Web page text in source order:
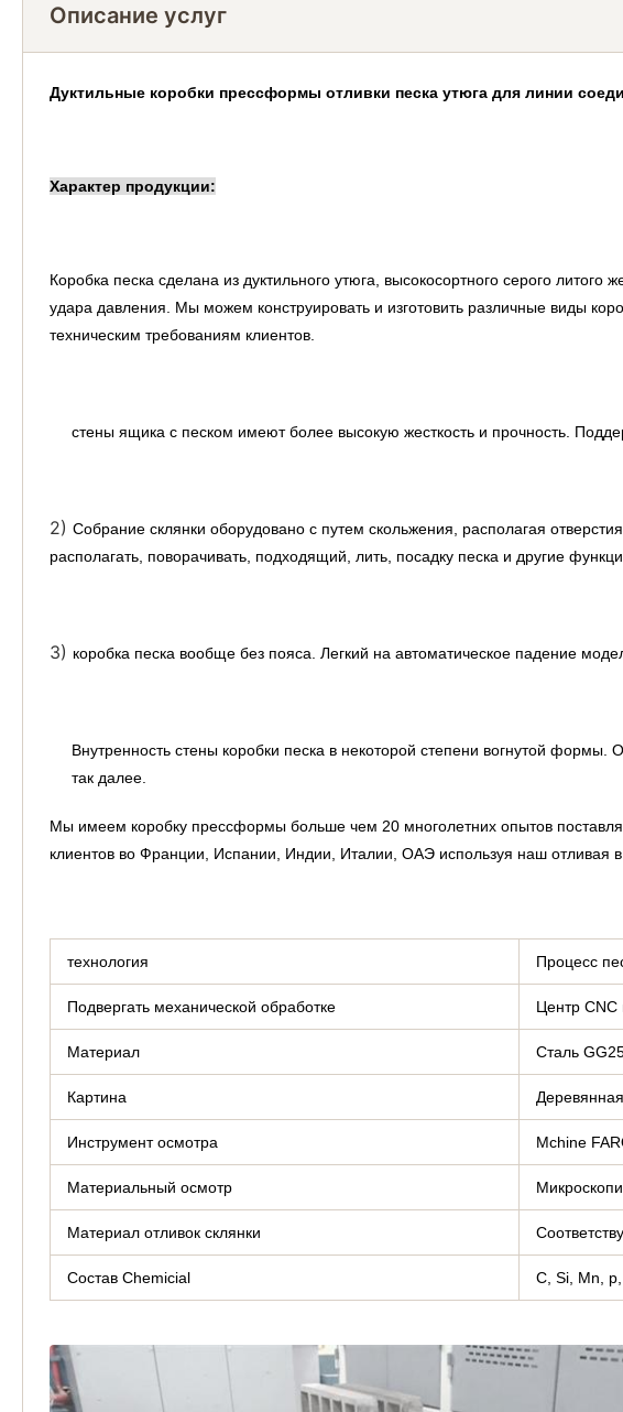
Описание услуг
Дуктильные коробки прессформы отливки песка утюга для линии
Характер продукции:
Коробка песка сделана из дуктильного утюга, высокосортного серого
удара давления. Мы можем конструировать и изготовить различные виды
техническим требованиям клиентов.
стены ящика с песком имеют более высокую жесткость и прочность.
2) Собрание склянки оборудовано с путем скольжения, располагая
располагать, поворачивать, подходящий, лить, посадку песка и другие
3) коробка песка вообще без пояса. Легкий на автоматическое падение
Внутренность стены коробки песка в некоторой степени вогнутой
так далее.
Мы имеем коробку прессформы больше чем 20 многолетних опытов
клиентов во Франции, Испании, Индии, Италии, ОАЭ используя наш отливая
технология Процесс
Подвергать механической обработке Центр CNC
Материал Сталь
Картина
Инструмент осмотра Mchine
Материальный осмотр
Материал отливок склянки
Состав Chemicial C, Si, Mn,